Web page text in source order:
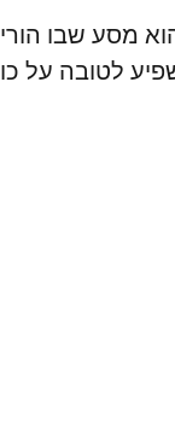
מסע שבו
לטובה על